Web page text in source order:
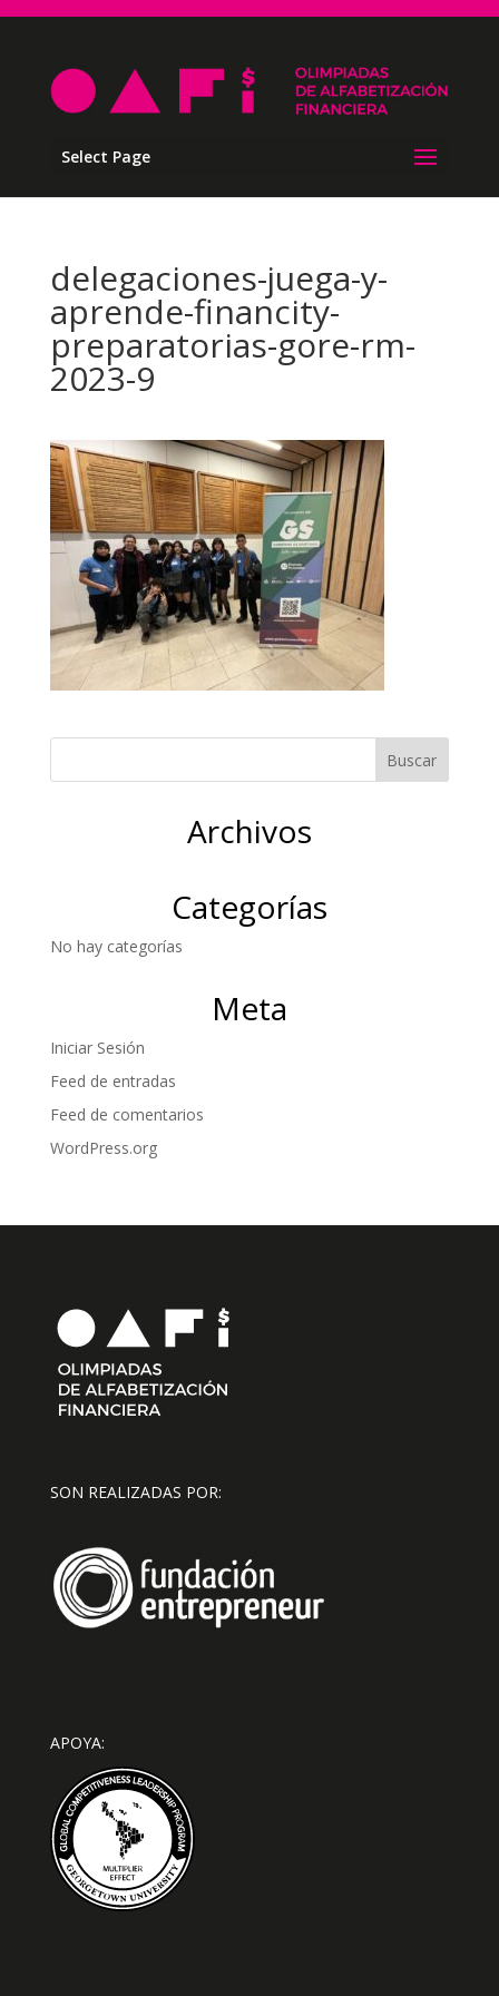
Select Page
delegaciones-juega-y-
aprende-financity-
preparatorias-gore-rm-
2023-9
Archivos
Categorías
No hay categorías
Meta
Iniciar Sesión
Feed de entradas
Feed de comentarios
WordPress.org
SON REALIZADAS POR:
APOYA: